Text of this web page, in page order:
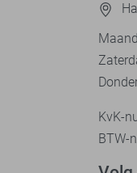
KvK-
BTW-